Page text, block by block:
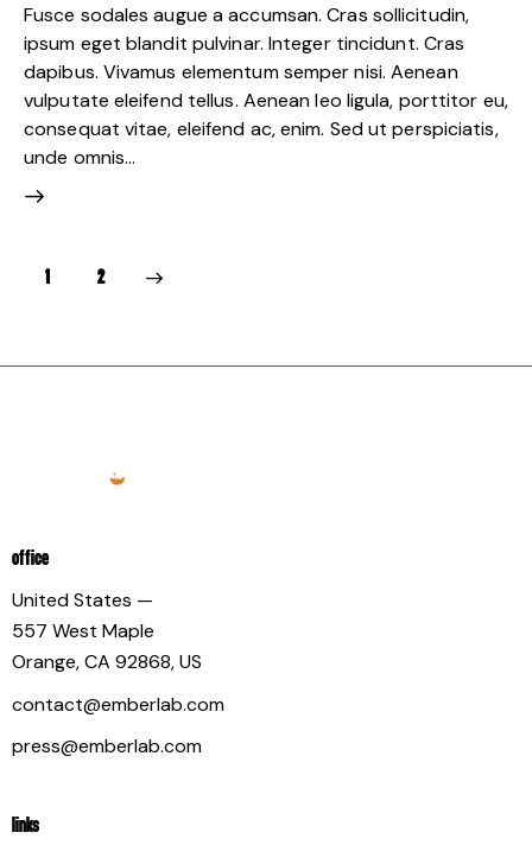
Fusce sodales augue a accumsan. Cras sollicitudin,
ipsum eget blandit pulvinar. Integer tincidunt. Cras
dapibus. Vivamus elementum semper nisi. Aenean
vulputate eleifend tellus. Aenean leo ligula, porttitor eu,
consequat vitae, eleifend ac, enim. Sed ut perspiciatis,
unde omnis…
1 2
OFFICE
United States —
557 West Maple
Orange, CA 92868, US
contact@emberlab.com
press@emberlab.com
LINKS